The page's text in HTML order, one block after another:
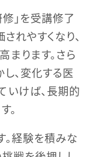
」を受講修了
れやすくなり、
ります。さら
、変化する医
いけば、長期的
。
経験を積みな